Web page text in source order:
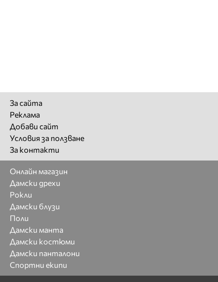
За сайта
Реклама
Добави сайт
Условия за ползване
За контакти
Онлайн магазин
Дамски дрехи
Рокли
Дамски блузи
Поли
Дамски манта
Дамски костюми
Дамски панталони
Спортни екипи